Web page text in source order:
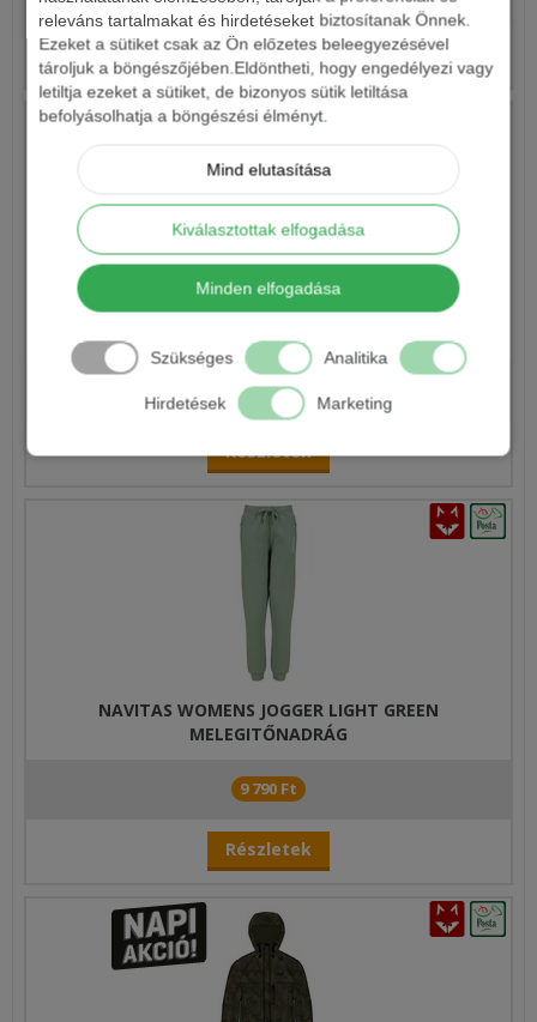
releváns tartalmakat és hirdetéseket biztosítanak Önnek.
Ezeket a sütiket csak az Ön előzetes beleegyezésével
tároljuk a böngészőjében.Eldöntheti, hogy engedélyezi vagy
letiltja ezeket a sütiket, de bizonyos sütik letiltása
befolyásolhatja a böngészési élményt.
Mind elutasítása
Kiválasztottak elfogadása
Minden elfogadása
Szükséges Analitika
Hirdetések Marketing
Részletek
8 545 Ft
Részletek
NAVITAS WOMENS JOGGER LIGHT GREEN
MELEGITŐNADRÁG
9 790 Ft
Részletek